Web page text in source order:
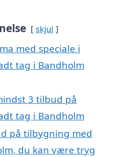
skjul
med speciale i
tag i Bandholm
3 tilbud på
tag i Bandholm
på tilbygning med
du kan være tryg